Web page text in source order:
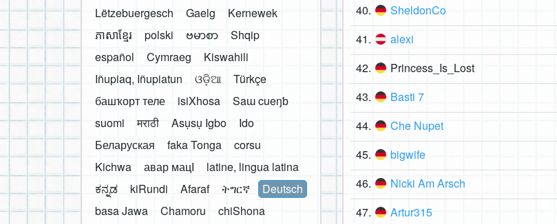
40. SheldonCo
41. alexi
42. Princess_Is_Lost
43. Basti 7
44. Che Nupet
45. bigwife
46. Nicki Am Arsch
47. Artur315
Lëtzebuergesch
Gaelg
Kernewek
ភាសាខ្មែរ
polski ဗမာစာ
Shqip
español
Cymraeg
Kiswahili
Iñupiaq, Iñupiatun
ଓଡ଼ିଆ
Türkçe
башҡорт теле
isiXhosa
Saɯ cueŋƅ
suomi
मराठी Asụsụ Igbo
Ido
Беларуская
faka Tonga
corsu
Kichwa
авар мацӀ
latine, lingua latina
ಕನ್ನಡ
kiRundi Afaraf ትግርኛ
Deutsch
basa Jawa
Chamoru
chiShona